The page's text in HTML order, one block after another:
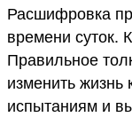
Расшифровка
времени суток.
Правильное
изменить жизнь
испытаниям и